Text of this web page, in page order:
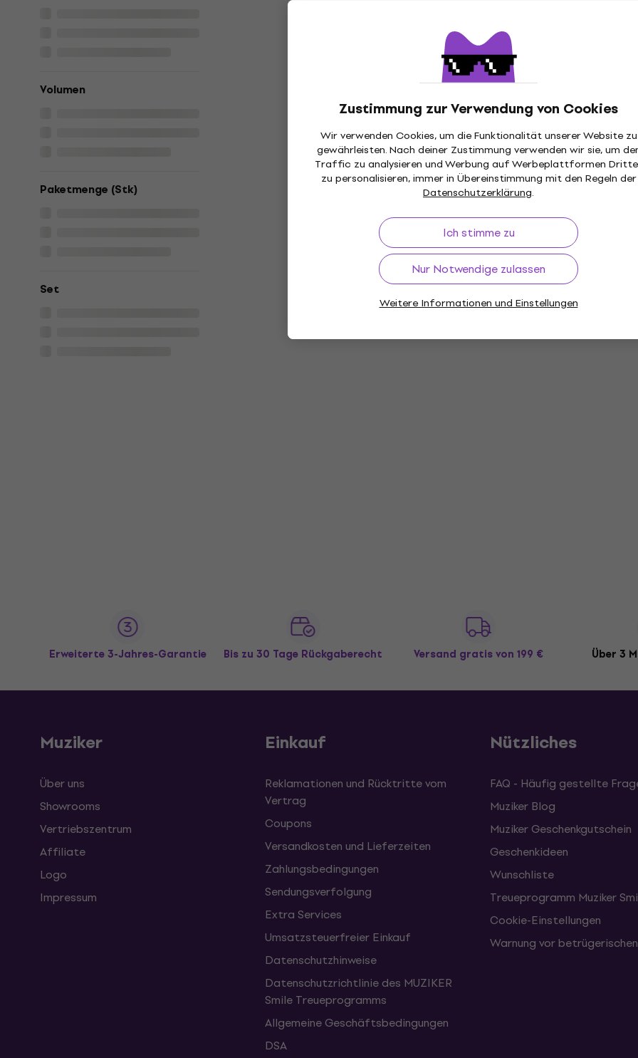
Zustimmung zur Verwendung von Cookies
Wir verwenden Cookies, um die Funktionalität unserer Website zu
gewährleisten. Nach deiner Zustimmung verwenden wir sie, um
Traffic zu analysieren und Werbung auf Werbeplattformen
zu personalisieren, immer in Übereinstimmung mit den Regeln der
Datenschutzerklärung.
Ich stimme zu
Nur Notwendige zulassen
Weitere Informationen und Einstellungen
Volumen
Paketmenge (Stk)
Set
Erweiterte 3-Jahres-Garantie Bis zu 30 Tage Rückgaberecht Versand gratisvon 199 € Über 3
Muziker
Über uns
Showrooms
Vertriebszentrum
Affiliate
Logo
Impressum
Einkauf
Reklamationen und Rücktritte vom
Vertrag
Coupons
Versandkosten und Lieferzeiten
Zahlungsbedingungen
Sendungsverfolgung
Extra Services
Umsatzsteuerfreier Einkauf
Datenschutzhinweise
Datenschutzrichtlinie des MUZIKER
Smile Treueprogramms
Allgemeine Geschäftsbedingungen
DSA
Nützliches
FAQ - Häufig gestellte
Muziker Blog
Muziker Geschenkgutschein
Geschenkideen
Wunschliste
Treueprogramm Muziker
Cookie-Einstellungen
Warnung vor